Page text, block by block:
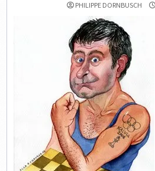
PHILIPPE DORNBUSCH